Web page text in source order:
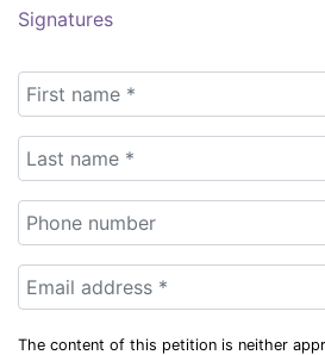
Signatures
The content of this petition is neither